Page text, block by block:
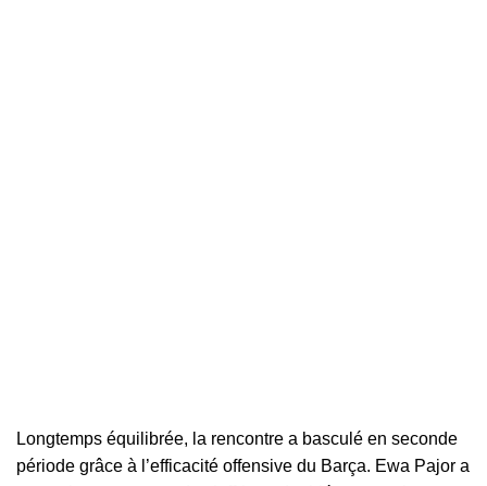
Longtemps équilibrée, la rencontre a basculé en seconde
période grâce à l’efficacité offensive du Barça. Ewa Pajor a